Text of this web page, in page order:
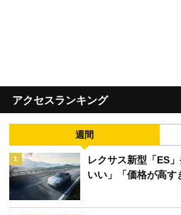
アクセスランキング
週間
1
レクサス新型「ES
いい」「価格が高す